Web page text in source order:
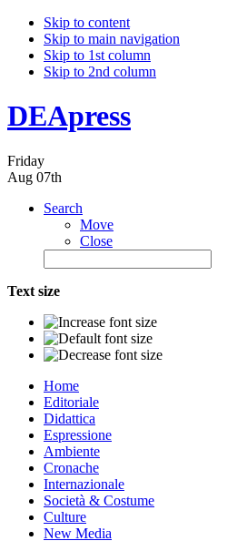
Skip to content
Skip to main navigation
Skip to 1st column
Skip to 2nd column
DEApress
Friday
Aug 07th
Search
Move
Close
Text size
Home
Editoriale
Didattica
Espressione
Ambiente
Cronache
Internazionale
Società & Costume
Culture
New Media